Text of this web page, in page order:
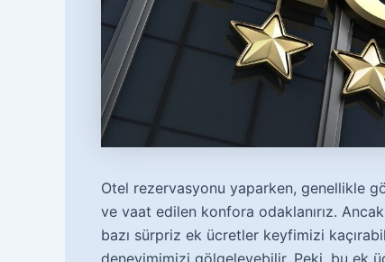
Otel rezervasyonu yaparken, genellikle
ve vaat edilen konfora odaklanırız.
bazı sürpriz ek ücretler keyfimizi